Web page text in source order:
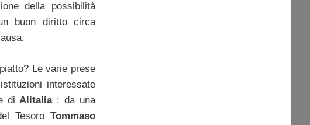
della possibilità
buon diritto circa
Le varie prese
interessate
diAlitalia : da una
Tesoro Tommaso